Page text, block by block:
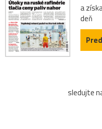
a
deň
sledujte